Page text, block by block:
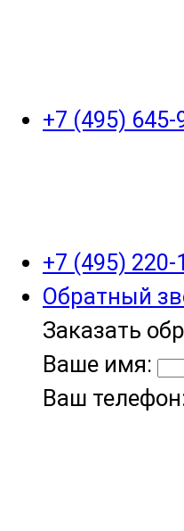
+7 (495) 645-
+7 (495) 220-
Обратный
Заказать
Ваше имя:
Ваш